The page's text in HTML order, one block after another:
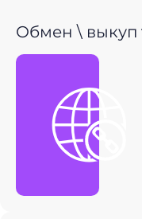
Обмен \ выкуп